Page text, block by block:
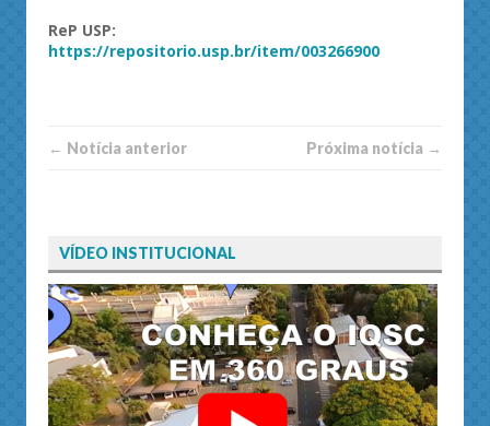
ReP USP:
https://repositorio.usp.br/item/003266900
← Notí­cia anterior Próxima notí­­cia →
VÍDEO INSTITUCIONAL